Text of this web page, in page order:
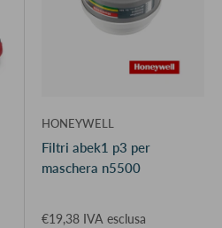
HONEYWELL
Filtri abek1 p3 per
maschera n5500
€19,38 IVA esclusa